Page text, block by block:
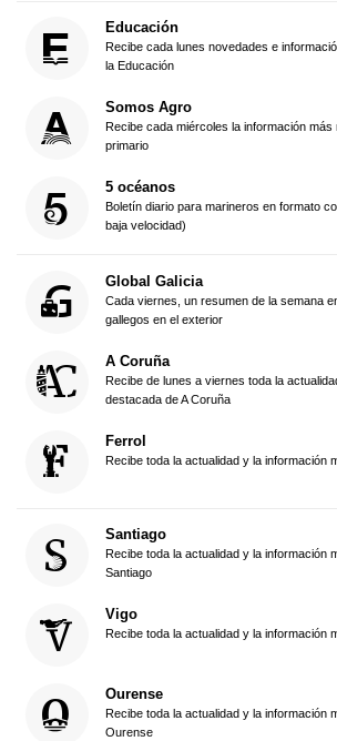
Educación
Recibe cada lunes novedades e
la Educación
Somos Agro
Recibe cada miércoles la información
primario
5 océanos
Boletín diario para marineros en formato
baja velocidad)
Global Galicia
Cada viernes, un resumen de la semana
gallegos en el exterior
A Coruña
Recibe de lunes a viernes toda la
destacada de A Coruña
Ferrol
Recibe toda la actualidad y la información
Santiago
Recibe toda la actualidad y la información
Santiago
Vigo
Recibe toda la actualidad y la información
Ourense
Recibe toda la actualidad y la información
Ourense